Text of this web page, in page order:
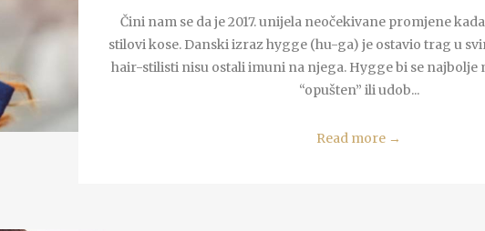
Čini nam se da je 2017. unijela neočekivane promjene
stilovi kose. Danski izraz hygge (hu-ga) je ostavio trag u
hair-stilisti nisu ostali imuni na njega. Hygge bi se najbolje
“opušten” ili udob...
Read more →